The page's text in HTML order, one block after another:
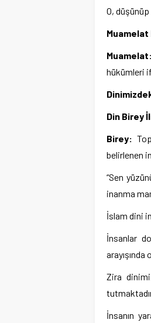
O,
Muamelat
Muamelat:
hükümleri
Din Birey
Birey:
belirlenen
“Sen
inanma
İslam dini
İnsanlar
arayışında
Zira
İnsanın